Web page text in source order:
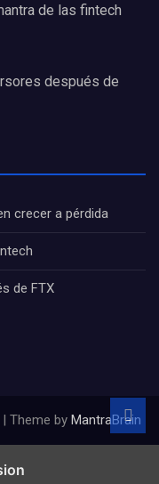
de las fintech
después de
crecer a pérdida
de FTX
Theme by MantraBrain